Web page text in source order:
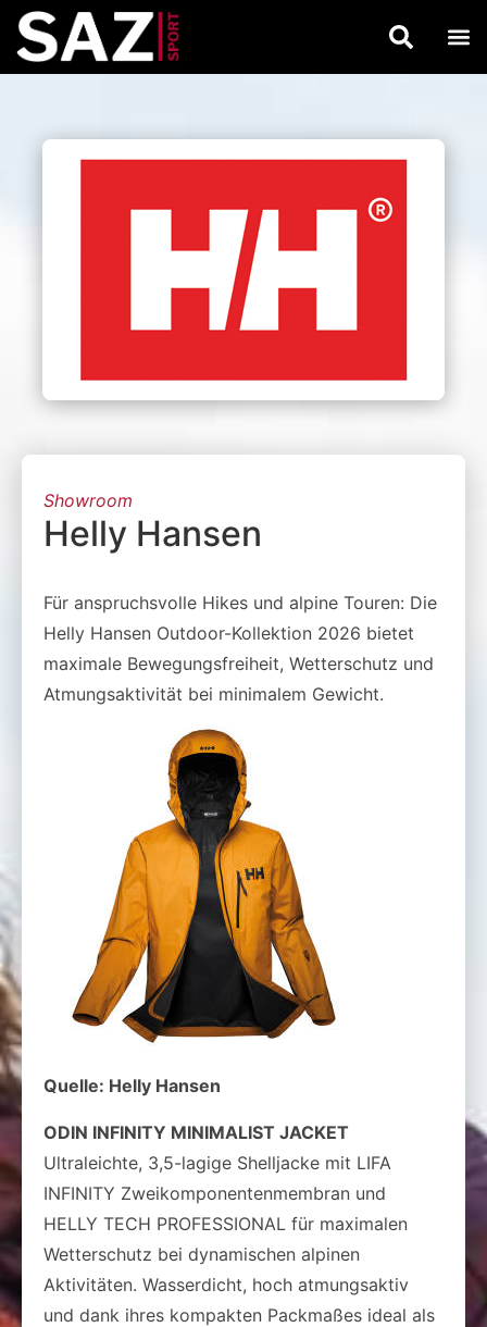
Showroom
Helly Hansen
Für anspruchsvolle Hikes und alpine Touren: Die
Helly Hansen Outdoor-Kollektion 2026 bietet
maximale Bewegungsfreiheit, Wetterschutz und
Atmungsaktivität bei minimalem Gewicht.
Quelle: Helly Hansen
ODIN INFINITY MINIMALIST JACKET
Ultraleichte, 3,5-lagige Shelljacke mit LIFA
INFINITY Zweikomponentenmembran und
HELLY TECH PROFESSIONAL für maximalen
Wetterschutz bei dynamischen alpinen
Aktivitäten. Wasserdicht, hoch atmungsaktiv
und dank ihres kompakten Packmaßes ideal als